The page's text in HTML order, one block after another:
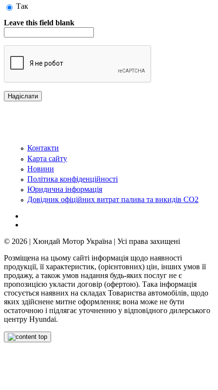
Так
Leave this field blank
Контакти
Карта сайту
Новини
Політика конфіденційності
Юридична інформація
Довідник офіційних витрат палива та викидів СО2
© 2026 | Хюндай Мотор Україна | Усі права захищені
Розміщена на цьому сайті інформація щодо наявності
продукції, її характеристик, (орієнтовних) цін, інших умов її
продажу, а також умов надання будь-яких послуг не є
пропозицією укласти договір (офертою). Така інформація
стосується наявних на складах Товариства автомобілів, щодо
яких здійснене митне оформлення; вона може не бути
остаточною і підлягає уточненню у відповідного дилерського
центру Hyundai.